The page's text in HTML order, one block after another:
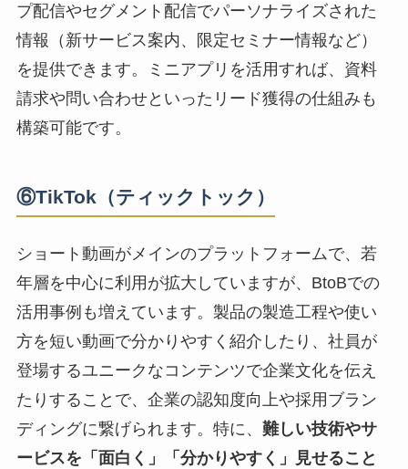
プ配信やセグメント配信でパーソナライズされた
情報（新サービス案内、限定セミナー情報など）
を提供できます。ミニアプリを活用すれば、資料
請求や問い合わせといったリード獲得の仕組みも
構築可能です。
⑥TikTok（ティックトック）
ショート動画がメインのプラットフォームで、若
年層を中心に利用が拡大していますが、BtoBでの
活用事例も増えています。製品の製造工程や使い
方を短い動画で分かりやすく紹介したり、社員が
登場するユニークなコンテンツで企業文化を伝え
たりすることで、企業の認知度向上や採用ブラン
ディングに繋げられます。特に、 難しい技術やサ
ービスを「面白く」「分かりやすく」見せること